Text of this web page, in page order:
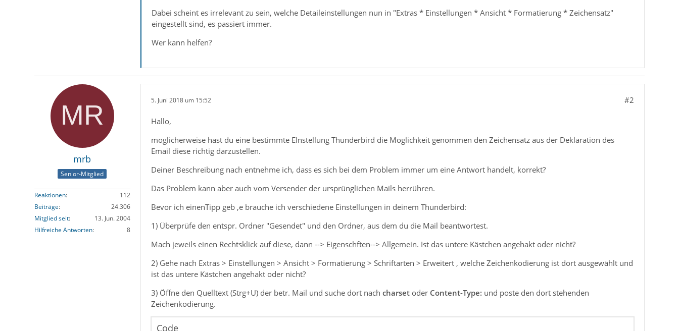
Dabei scheint es irrelevant zu sein, welche Detaileinstellungen nun in "Extras * Einstellungen * Ansicht * Formatierung * Zeichensatz"
eingestellt sind, es passiert immer.
Wer kann helfen?
mrb
Senior-Mitglied
Reaktionen
112
Beiträge
24.306
Mitglied seit
13. Jun. 2004
Hilfreiche Antworten
8
5. Juni 2018 um 15:52 #2
Hallo,
möglicherweise hast du eine bestimmte EInstellung Thunderbird die Möglichkeit genommen den Zeichensatz aus der Deklaration des
Email diese richtig darzustellen.
Deiner Beschreibung nach entnehme ich, dass es sich bei dem Problem immer um eine Antwort handelt, korrekt?
Das Problem kann aber auch vom Versender der ursprünglichen Mails herrühren.
Bevor ich einenTipp geb ,e brauche ich verschiedene Einstellungen in deinem Thunderbird:
1) Überprüfe den entspr. Ordner "Gesendet" und den Ordner, aus dem du die Mail beantwortest.
Mach jeweils einen Rechtsklick auf diese, dann --> Eigenschften--> Allgemein. Ist das untere Kästchen angehakt oder nicht?
2) Gehe nach Extras > Einstellungen > Ansicht > Formatierung > Schriftarten > Erweitert , welche Zeichenkodierung ist dort ausgewählt und
ist das untere Kästchen angehakt oder nicht?
3) Öffne den Quelltext (Strg+U) der betr. Mail und suche dort nach charset oderContent-Type: und poste den dort stehenden
Zeichenkodierung.
Code